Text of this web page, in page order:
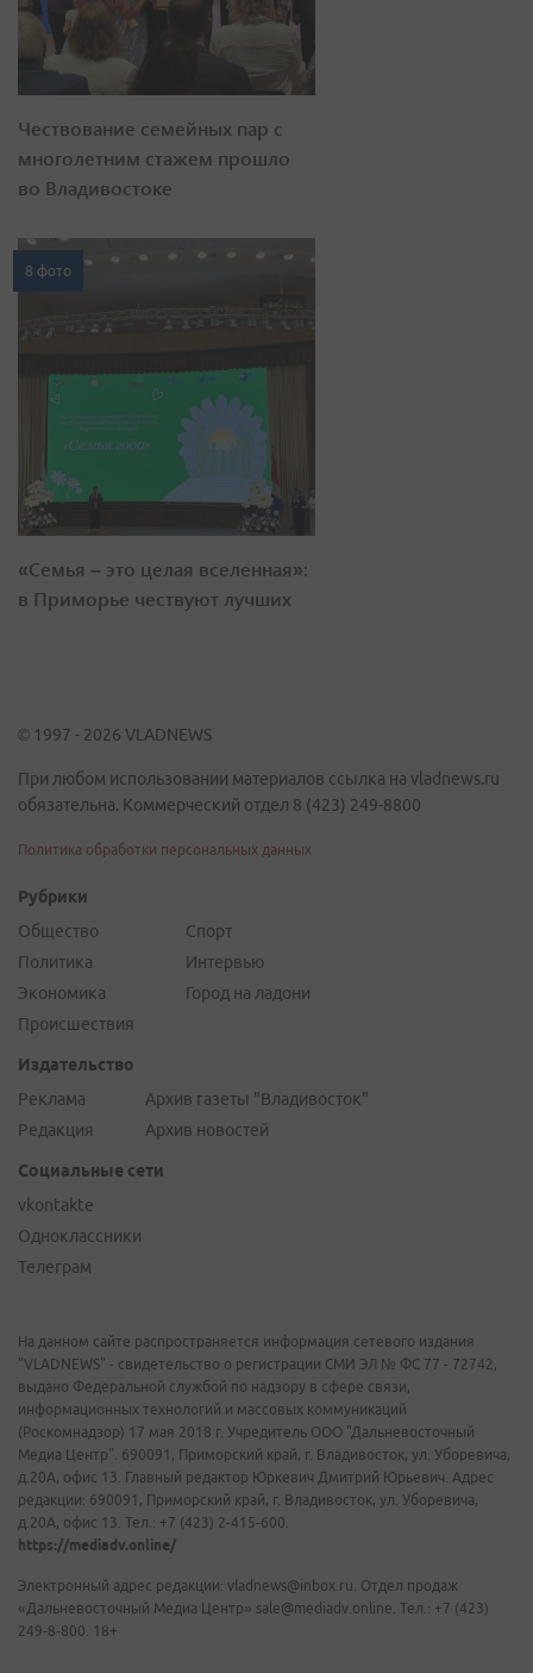
Чествование семейных пар с
многолетним стажем прошло
во Владивостоке
8 фото
«Семья – это целая вселенная»:
в Приморье чествуют лучших
© 1997 - 2026 VLADNEWS
При любом использовании материалов ссылка на vladnews.ru
обязательна. Коммерческий отдел 8 (423) 249-8800
Политика обработки персональных данных
Рубрики
Общество
Политика
Экономика
Происшествия
Спорт
Интервью
Город на ладони
Издательство
Реклама
Редакция
Архив газеты "Владивосток"
Архив новостей
Социальные сети
vkontakte
Одноклассники
Телеграм
На данном сайте распространяется информация сетевого издания
"VLADNEWS" - свидетельство о регистрации СМИ ЭЛ № ФС 77 - 72742,
выдано Федеральной службой по надзору в сфере связи,
информационных технологий и массовых коммуникаций
(Роскомнадзор) 17 мая 2018 г. Учредитель ООО "Дальневосточный
Медиа Центр". 690091, Приморский край, г. Владивосток, ул. Уборевича,
д.20А, офис 13. Главный редактор Юркевич Дмитрий Юрьевич. Адрес
редакции: 690091, Приморский край, г. Владивосток, ул. Уборевича,
д.20А, офис 13. Тел.: +7 (423) 2-415-600.
https://mediadv.online/
Электронный адрес редакции: vladnews@inbox.ru. Отдел продаж
«Дальневосточный Медиа Центр» sale@mediadv.online. Тел.: +7 (423)
249-8-800. 18+